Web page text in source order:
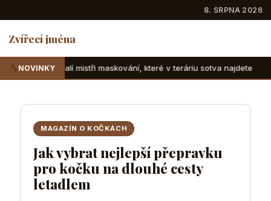
8. SRPNA 2026
Zvířecí jména
NOVINKY
maskování, které v teráriu sotva najdete
MAGAZÍN O KOČKÁCH
Jak vybrat nejlepší přepravku
pro kočku na dlouhé cesty
letadlem